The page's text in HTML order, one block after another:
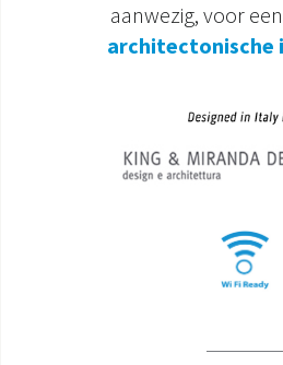
aanwezig, voor een
architectonische